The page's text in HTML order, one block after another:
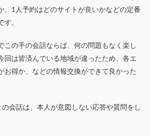
、1人予約はどのサイトが良いかなどの定番
。
この手の会話ならば、何の問題もなく楽し
回は皆済んでいる地域が違ったため、各エ
お得か、などの情報交換ができて良かった
会話は、本人が意図しない応答や質問をし